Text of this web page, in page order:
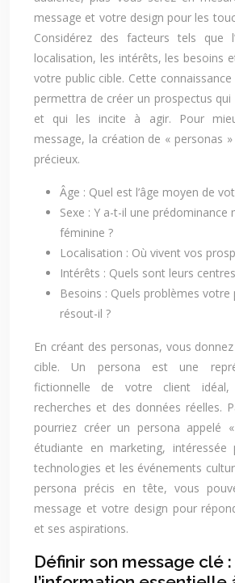
message et votre design pour les
Considérez des facteurs tels que
localisation, les intérêts, les besoins
votre public cible. Cette
permettra de créer un prospectus
et qui les incite à agir. Pour
message, la création de « personas
précieux.
Âge : Quel est l’âge moyen de
Sexe : Y a-t-il une prédominance
féminine ?
Localisation : Où vivent vos
Intérêts : Quels sont leurs
Besoins : Quels problèmes
résout-il ?
En créant des personas, vous
cible. Un persona est une
fictionnelle de votre client
recherches et des données réelles.
pourriez créer un persona appelé
étudiante en marketing, intéressée
technologies et les événements
persona précis en tête, vous
message et votre design pour
et ses aspirations.
Définir son message clé